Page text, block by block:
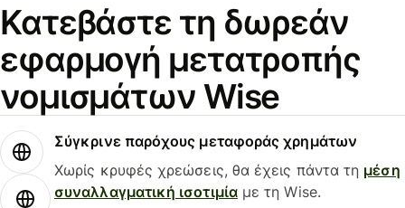
Κατεβάστε τη δωρεάν
εφαρμογή μετατροπής
νομισμάτων Wise
Σύγκρινε παρόχους μεταφοράς χρημάτων
Χωρίς κρυφές χρεώσεις, θα έχεις πάντα τη μέση
συναλλαγματική ισοτιμίαμε τη Wise.